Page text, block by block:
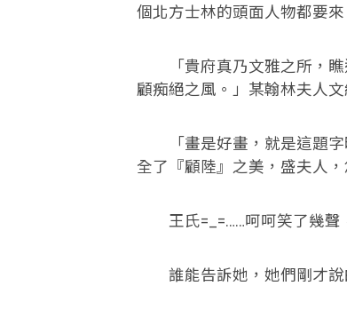
個北方士林的頭面人物都要
「貴府真乃文雅之所，瞧
顧痴絕之風。」某翰林夫人
「畫是好畫，就是這題字
全了『顧陸』之美，盛夫人
王氏=_=……呵呵笑了幾聲
誰能告訴她，她們剛才說